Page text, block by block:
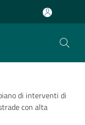
di interventi di
con alta